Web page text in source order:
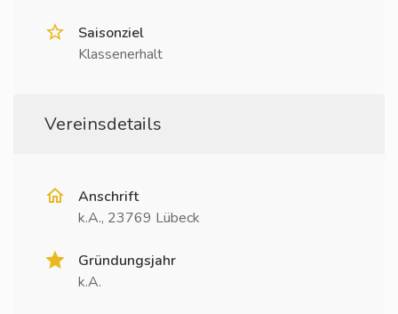
Saisonziel
Klassenerhalt
Vereinsdetails
Anschrift
k.A., 23769 Lübeck
Gründungsjahr
k.A.